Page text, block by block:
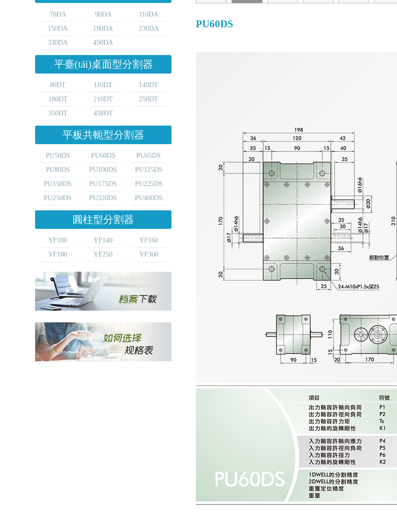
70DA 90DA
110DA
150DA
190DA
230DA
330DA
450DA
平臺(tái)桌面型分割器
80DT 110DT
140DT
180DT
210DT
250DT
350DT
438DT
平板共軛型分割器
PU50DS PU60DS
PU65DS
PU80DS
PU100DS
PU125DS
PU150DS
PU175DS
PU225DS
PU250DS
PU320DS PU400DS
圓柱型分割器
YF100 YF140
YF160
YF180
YF250 YF300
PU60DS